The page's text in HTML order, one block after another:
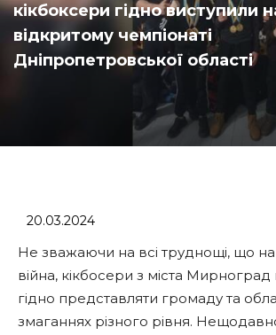
кікбоксери гідно виступили
відкритому чемпіонаті
Дніпропетровської області
20.03.2024
Не зважаючи на всі труднощі, що
війна, кікбосери з міста
гідно представляти громаду та
змаганнях різного рівня.